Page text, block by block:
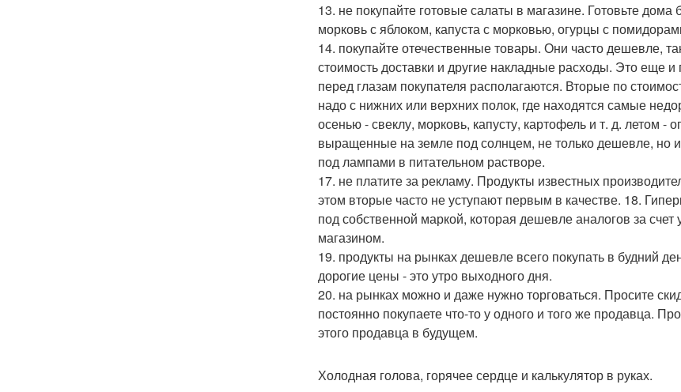
13. не покупайте готовые салаты в магазине. Готовьте
морковь с яблоком, капуста с морковью, огурцы с
14. покупайте отечественные товары. Они часто дешевле,
стоимость доставки и другие накладные расходы. Это еще
перед глазам покупателя располагаются. Вторые по
надо с нижних или верхних полок, где находятся самые
осенью - свеклу, морковь, капусту, картофель и т. д. летом
выращенные на земле под солнцем, не только дешевле, но
под лампами в питательном растворе.
17. не платите за рекламу. Продукты известных
этом вторые часто не уступают первым в качестве. 18.
под собственной маркой, которая дешевле аналогов за
магазином.
19. продукты на рынках дешевле всего покупать в будний
дорогие цены - это утро выходного дня.
20. на рынках можно и даже нужно торговаться. Просите
постоянно покупаете что-то у одного и того же продавца.
этого продавца в будущем.
Холодная голова, горячее сердце и калькулятор в руках.